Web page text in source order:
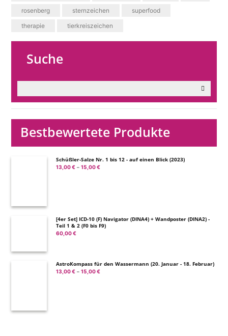
rosenberg
sternzeichen
superfood
therapie
tierkreiszeichen
Suche
Bestbewertete Produkte
Schüßler-Salze Nr. 1 bis 12 - auf einen Blick (2023)
13,00€ – 15,00€Preisspanne:
[4er Set] ICD-10 (F) Navigator (DINA4) + Wandposter (DINA2) -
Teil 1 & 2 (F0 bis F9)
60,00€
AstroKompass für den Wassermann (20. Januar - 18. Februar)
13,00€ – 15,00€Preisspanne: